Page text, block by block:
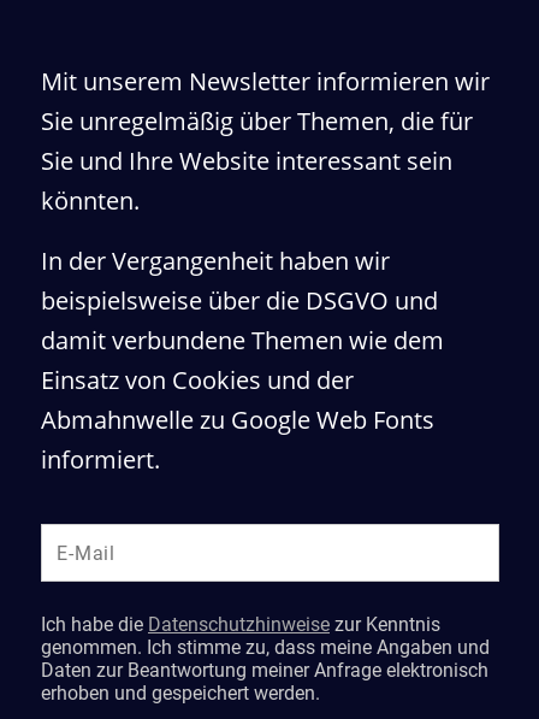
Mit unserem Newsletter informieren wir
Sie unregelmäßig über Themen, die für
Sie und Ihre Website interessant sein
könnten.
In der Vergangenheit haben wir
beispielsweise über die DSGVO und
damit verbundene Themen wie dem
Einsatz von Cookies und der
Abmahnwelle zu Google Web Fonts
informiert.